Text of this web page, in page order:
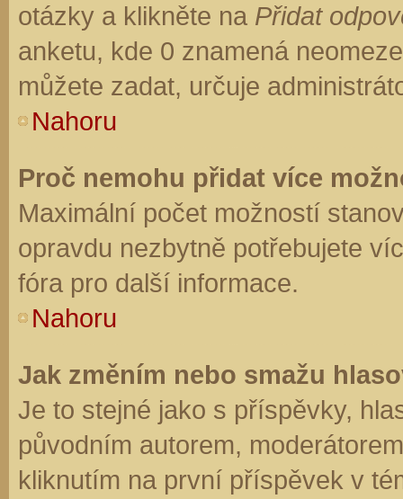
otázky a klikněte na Přidat
anketu, kde 0 znamená
můžete zadat, určuje
Nahoru
Proč nemohu přidat více
Maximální počet možností
opravdu nezbytně potřebujete
fóra pro další informace.
Nahoru
Jak změním nebo smažu
Je to stejné jako s příspěvky,
původním autorem,
kliknutím na první příspěvek v